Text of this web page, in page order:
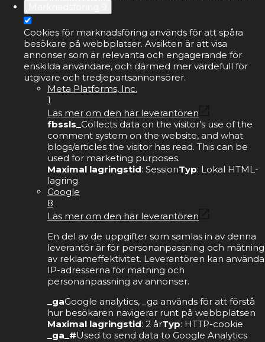
Cookies för marknadsföring används för att spåra
besökare på webbplatser. Avsikten är att visa
annonser som är relevanta och engagerande för
enskilda användare, och därmed mer värdefull för
utgivare och tredjepartsannonsörer.
Meta Platforms, Inc.
1
Läs mer om den här leverantören
fbssls_ Collects data on the visitor’s use of the
comment system on the website, and what
blogs/articles the visitor has read. This can be
used for marketing purposes.
Maximal lagringstid: SessionTyp: Lokal HTML-
lagring
Google
8
Läs mer om den här leverantören
En del av de uppgifter som samlas in av denna
leverantör är för personanpassning och mätning
av reklameffektivitet. Leverantören kan använda
IP-adresserna för mätning och
personanpassning av annonser.
_gaGoogle analytics, _ga används för att förstå
hur besökaren navigerar runt på webbplatsen
Maximal lagringstid: 2 årTyp: HTTP-cookie
_ga_#Used to send data to Google Analytics